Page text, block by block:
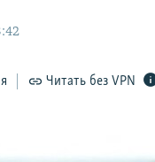
Читать без VPN